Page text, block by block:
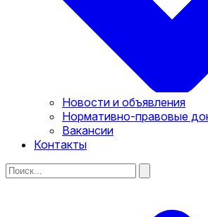
Новости и объявления
Нормативно-правовые
Вакансии
Контакты